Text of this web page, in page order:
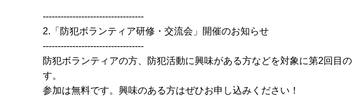
----------------------------------
2.「防犯ボランティア研修・交流会」開催のお知らせ
----------------------------------
防犯ボランティアの方、防犯活動に興味がある方などを対象に第2回目
す。
参加は無料です。興味のある方はぜひお申し込みください！